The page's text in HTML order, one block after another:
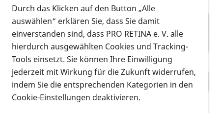
Vorlesen
Fakten zu LHON
Leben mit LHON
Unser Angebot
LHON Patientenregister
Durch das Klicken auf den Button „Alle
auswählen“ erklären Sie, dass Sie damit
einverstanden sind, dass PRO RETINA e. V. alle
hierdurch ausgewählten Cookies und Tracking-
Tools einsetzt. Sie können Ihre Einwilligung
jederzeit mit Wirkung für die Zukunft widerrufen,
indem Sie die entsprechenden Kategorien in den
Cookie-Einstellungen deaktivieren.